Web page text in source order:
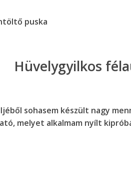
puska
Hüvelygyilkos
sohasem készült nagy
melyet alkalmam nyílt